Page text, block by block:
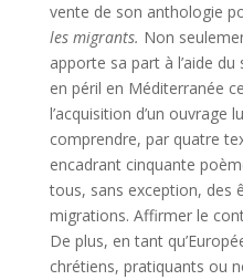
vente de son anthologie
les migrants. Non
apporte sa part à l’aide du
en péril en Méditerranée
l’acquisition d’un ouvrage
comprendre, par quatre
encadrant cinquante
tous, sans exception, des
migrations. Affirmer le
De plus, en tant
chrétiens, pratiquants ou